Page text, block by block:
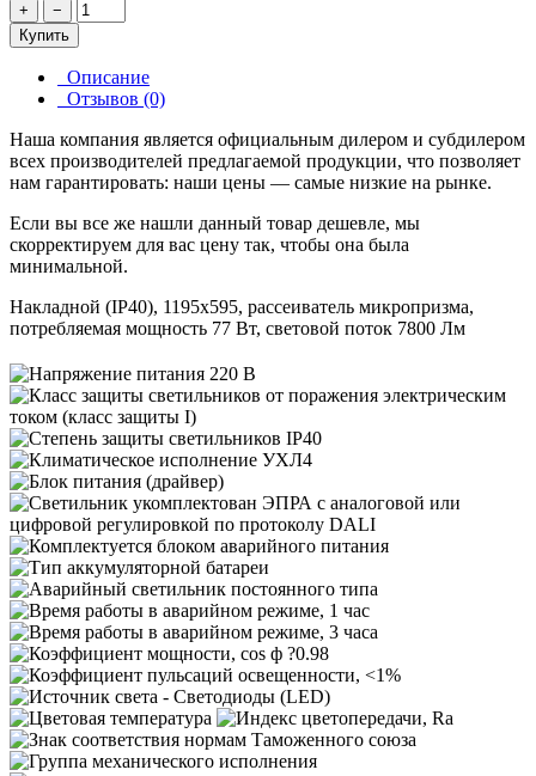
+
−
Купить
Описание
Отзывов (0)
Наша компания является официальным дилером и субдилером
всех производителей предлагаемой продукции, что позволяет
нам гарантировать: наши цены — самые низкие на рынке.
Если вы все же нашли данный товар дешевле, мы
скорректируем для вас цену так, чтобы она была
минимальной.
Накладной (IP40), 1195х595, рассеиватель микропризма,
потребляемая мощность 77 Вт, световой поток 7800 Лм